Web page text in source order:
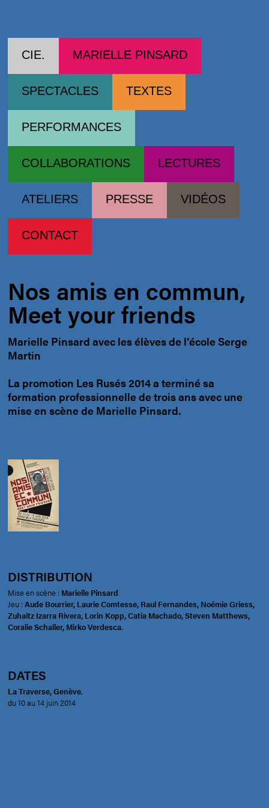
CIE. MARIELLE PINSARD
SPECTACLES TEXTES
PERFORMANCES
COLLABORATIONS LECTURES
ATELIERS PRESSE VIDÉOS
CONTACT
Nos amis en commun,
Meet your friends
Marielle Pinsard avec les élèves de l’école Serge
Martin
La promotion Les Rusés 2014 a terminé sa
formation professionnelle de trois ans avec une
mise en scène de Marielle Pinsard.
DISTRIBUTION
Mise en scène : Marielle Pinsard
Jeu :Aude Bourrier, Laurie Comtesse, Raul Fernandes, Noémie Griess,
Zuhaitz Izarra Rivera, Lorin Kopp, Catia Machado, Steven Matthews,
Coralie Schaller, Mirko Verdesca.
DATES
La Traverse, Genève,
du 10 au 14 juin 2014